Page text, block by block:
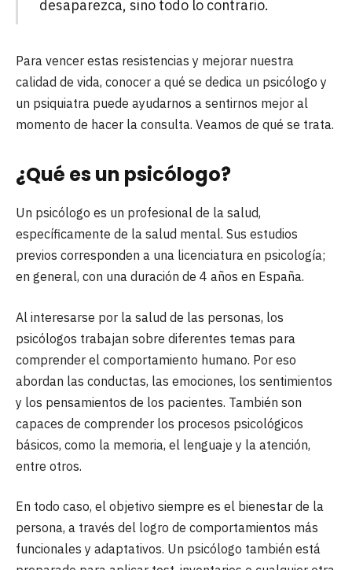
desaparezca, sino todo lo contrario.
Para vencer estas resistencias y mejorar nuestra
calidad de vida, conocer a qué se dedica un psicólogo y
un psiquiatra puede ayudarnos a sentirnos mejor al
momento de hacer la consulta. Veamos de qué se trata.
¿Qué es un psicólogo?
Un psicólogo es un profesional de la salud,
específicamente de la salud mental. Sus estudios
previos corresponden a una licenciatura en psicología;
en general, con una duración de 4 años en España.
Al interesarse por la salud de las personas, los
psicólogos trabajan sobre diferentes temas para
comprender el comportamiento humano. Por eso
abordan las conductas, las emociones, los sentimientos
y los pensamientos de los pacientes. También son
capaces de comprender los procesos psicológicos
básicos, como la memoria, el lenguaje y la atención,
entre otros.
En todo caso, el objetivo siempre es el bienestar de la
persona, a través del logro de comportamientos más
funcionales y adaptativos. Un psicólogo también está